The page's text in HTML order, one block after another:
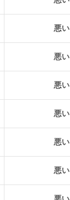
悪い
悪い
悪い
悪い
悪い
悪い